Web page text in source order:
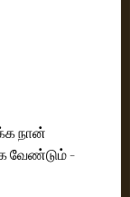
நான்
வேண்டும் -